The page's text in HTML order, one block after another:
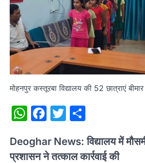
मोहनपुर कस्तूरबा विद्यालय की 52 छात्राएं बीमार
WhatsApp
Facebook
Twitter
Deoghar News: विद्यालय में
प्रशासन ने तत्काल कार्रवाई की